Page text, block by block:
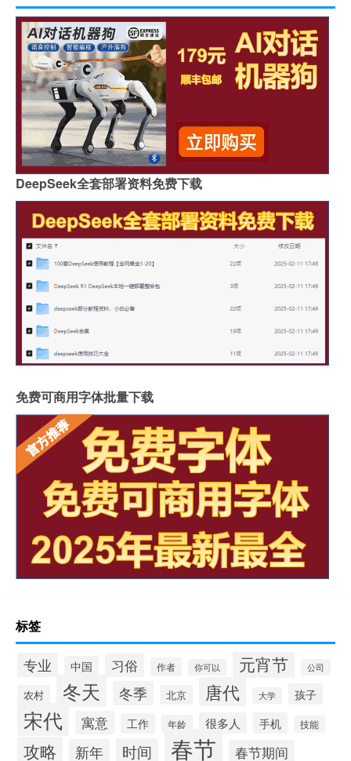
DeepSeek全套部署资料免费下载
免费可商用字体批量下载
标签
专业 中国 习俗 作者 你可以 元宵节 公司
农村 冬天 冬季 北京 唐代 大学 孩子
宋代 寓意 工作 年龄 很多人 手机 技能
攻略 新年 时间 春节 春节期间